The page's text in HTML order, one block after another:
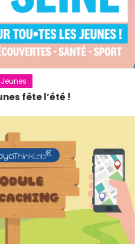
Jeunes
fête l’été !